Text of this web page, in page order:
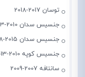
توسان 2017-2018
جنسیس سدان 2010-2013
جنسیس سدان 2015-2018
جنسیس کوپه 2010-2013
سانتافه 2007-2009